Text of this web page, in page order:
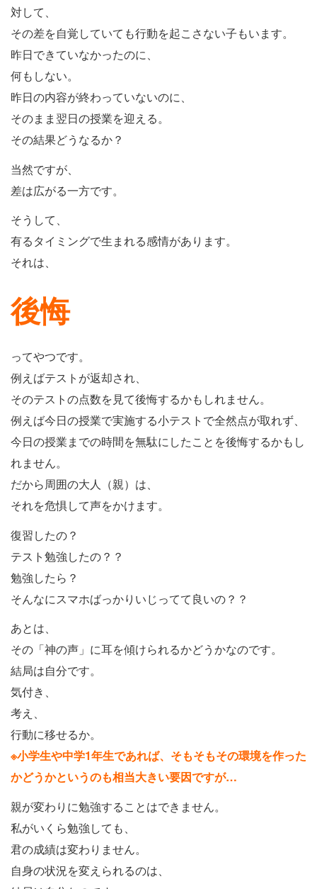
対して、
その差を自覚していても行動を起こさない子もいます。
昨日できていなかったのに、
何もしない。
昨日の内容が終わっていないのに、
そのまま翌日の授業を迎える。
その結果どうなるか？
当然ですが、
差は広がる一方です。
そうして、
有るタイミングで生まれる感情があります。
それは、
後悔
ってやつです。
例えばテストが返却され、
そのテストの点数を見て後悔するかもしれません。
例えば今日の授業で実施する小テストで全然点が取れず、
今日の授業までの時間を無駄にしたことを後悔するかもし
れません。
だから周囲の大人（親）は、
それを危惧して声をかけます。
復習したの？
テスト勉強したの？？
勉強したら？
そんなにスマホばっかりいじってて良いの？？
あとは、
その「神の声」に耳を傾けられるかどうかなのです。
結局は自分です。
気付き、
考え、
行動に移せるか。
※小学生や中学1年生であれば、そもそもその環境を作った
かどうかというのも相当大きい要因ですが…
親が変わりに勉強することはできません。
私がいくら勉強しても、
君の成績は変わりません。
自身の状況を変えられるのは、